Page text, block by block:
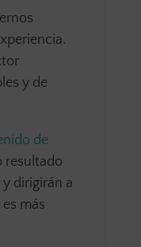
y de
de
resultado
dirigirán a
más